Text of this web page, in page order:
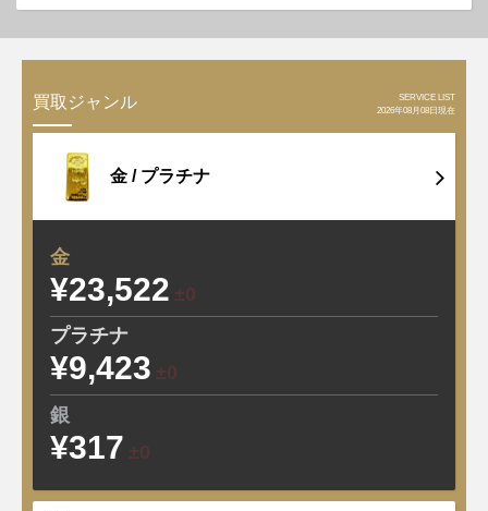
買取ジャンル
SERVICE LIST
2026年08月08日現在
金 / プラチナ
金
¥23,522 ±0
プラチナ
¥9,423 ±0
銀
¥317 ±0